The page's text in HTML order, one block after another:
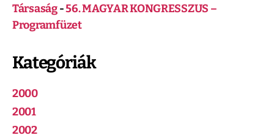
Társaság-56. MAGYAR KONGRESSZUS –
Programfüzet
Kategóriák
2000
2001
2002